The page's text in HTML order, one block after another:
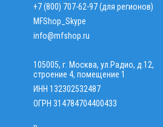
+7 (800) 707-62-97 (для регионов)
MFShop_Skype
info@mfshop.ru
105005, г. Москва, ул.Радио, д.12,
строение 4, помещение 1
ИНН 132302532487
ОГРН 314784704400433